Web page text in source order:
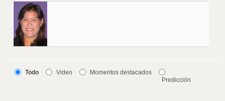
Todo Video
Momentos destacados
Predicción